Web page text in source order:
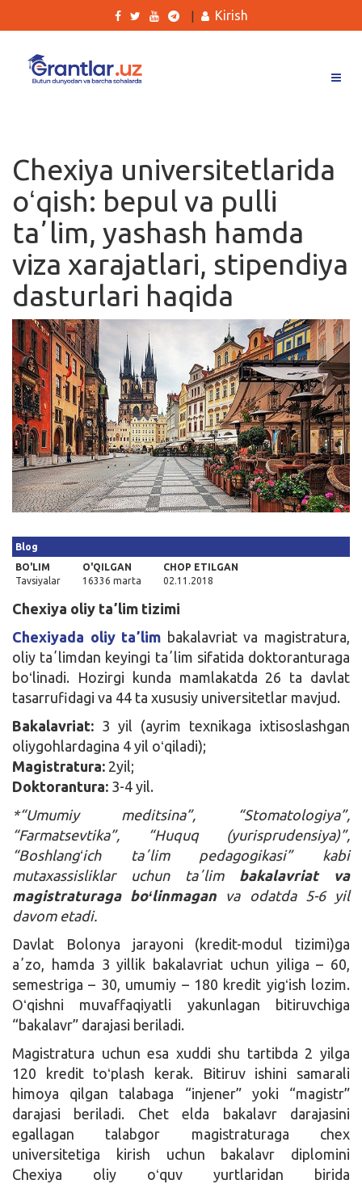
Ishlar
Kurslar
Blog
Yana
Qidirish
Kirish
Kirish
Chexiya universitetlarida
oʻqish: bepul va pulli
taʼlim, yashash hamda
viza xarajatlari, stipendiya
dasturlari haqida
Blog
BO'LIM
Tavsiyalar
O'QILGAN
16336 marta
CHOP ETILGAN
02.11.2018
Chexiya oliy taʼlim tizimi
Chexiyada oliy taʼlim bakalavriat va magistratura,
oliy taʼlimdan keyingi taʼlim sifatida doktoranturaga
boʻlinadi. Hozirgi kunda mamlakatda 26 ta davlat
tasarrufidagi va 44 ta xususiy universitetlar mavjud.
Bakalavriat: 3 yil (ayrim texnikaga ixtisoslashgan
oliygohlardagina 4 yil oʻqiladi);
Magistratura: 2yil;
Doktorantura: 3-4 yil.
*“Umumiy meditsina”, “Stomatologiya”,
“Farmatsevtika”, “Huquq (yurisprudensiya)”,
“Boshlangʻich taʼlim pedagogikasi” kabi
mutaxassisliklar uchun taʼlim bakalavriat va
magistraturaga boʻlinmagan va odatda 5-6 yil
davom etadi.
Davlat Bolonya jarayoni (kredit-modul tizimi)ga
aʼzo, hamda 3 yillik bakalavriat uchun yiliga – 60,
semestriga – 30, umumiy – 180 kredit yigʻish lozim.
Oʻqishni muvaffaqiyatli yakunlagan bitiruvchiga
“bakalavr” darajasi beriladi.
Magistratura uchun esa xuddi shu tartibda 2 yilga
120 kredit toʻplash kerak. Bitiruv ishini samarali
himoya qilgan talabaga “injener” yoki “magistr”
darajasi beriladi. Chet elda bakalavr darajasini
egallagan talabgor magistraturaga chex
universitetiga kirish uchun bakalavr diplomini
Chexiya oliy oʻquv yurtlaridan birida